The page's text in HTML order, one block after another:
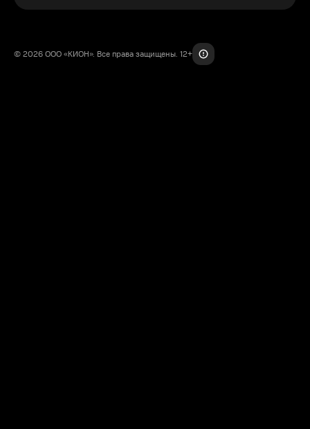
© 2026 ООО «КИОН». Все права защищены. 12+